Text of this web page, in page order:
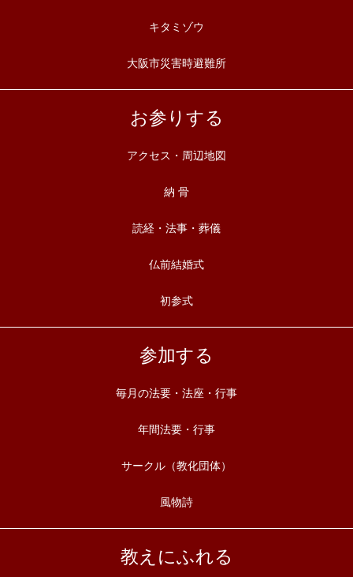
キタミゾウ
大阪市災害時避難所
お参りする
アクセス・周辺地図
納 骨
読経・法事・葬儀
仏前結婚式
初参式
参加する
毎月の法要・法座・行事
年間法要・行事
サークル（教化団体）
風物詩
教えにふれる